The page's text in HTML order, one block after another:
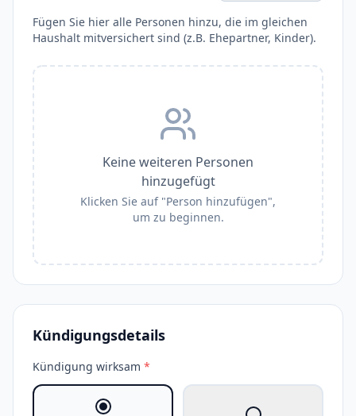
Fügen Sie hier alle Personen hinzu, die im gleichen
Haushalt mitversichert sind (z.B. Ehepartner, Kinder).
Keine weiteren Personen
hinzugefügt
Klicken Sie auf "Person hinzufügen",
um zu beginnen.
Kündigungsdetails
Kündigung wirksam *